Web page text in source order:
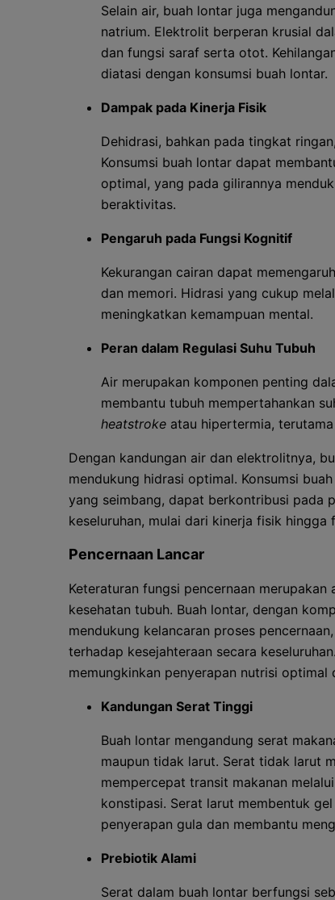
Selain air, buah lontar juga
natrium. Elektrolit berperan krusial
dan fungsi saraf serta otot.
diatasi dengan konsumsi buah lontar.
Dampak pada Kinerja Fisik
Dehidrasi, bahkan pada tingkat
Konsumsi buah lontar dapat
optimal, yang pada gilirannya
beraktivitas.
Pengaruh pada Fungsi Kognitif
Kekurangan cairan dapat
dan memori. Hidrasi yang cukup
meningkatkan kemampuan mental.
Peran dalam Regulasi Suhu Tubuh
Air merupakan komponen penting
membantu tubuh mempertahankan
heatstroke atau hipertermia,
Dengan kandungan air dan elektrolitnya,
mendukung hidrasi optimal. Konsumsi
yang seimbang, dapat berkontribusi pada
keseluruhan, mulai dari kinerja fisik hingga
Pencernaan Lancar
Keteraturan fungsi pencernaan
kesehatan tubuh. Buah lontar, dengan
mendukung kelancaran proses
terhadap kesejahteraan secara
memungkinkan penyerapan nutrisi
Kandungan Serat Tinggi
Buah lontar mengandung serat
maupun tidak larut. Serat tidak larut
mempercepat transit makanan
konstipasi. Serat larut membentuk
penyerapan gula dan membantu
Prebiotik Alami
Serat dalam buah lontar berfungsi